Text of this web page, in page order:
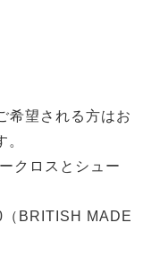
希望される方はお
クロスとシュー
（BRITISH MADE